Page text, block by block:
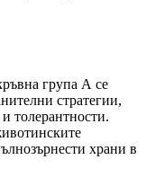
група А се
стратегии,
толерантности.
храни в